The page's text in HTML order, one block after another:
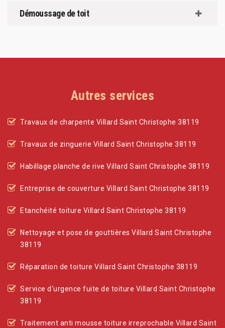
Démoussage de toit
Autres services
Travaux de charpente Villard Saint Christophe 38119
Travaux de zinguerie Villard Saint Christophe 38119
Habillage planche de rive Villard Saint Christophe 38119
Entreprise de couverture Villard Saint Christophe 38119
Etanchéité toiture Villard Saint Christophe 38119
Nettoyage et pose de gouttières Villard Saint Christophe
38119
Réparation de toiture Villard Saint Christophe 38119
Service d'urgence fuite de toiture Villard Saint Christophe
38119
Traitement anti mousse toiture irreprochable Villard Saint